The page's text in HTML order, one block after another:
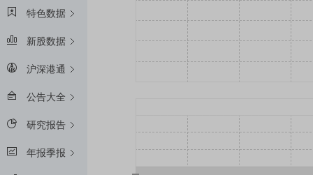
特色数据
新股数据
沪深港通
公告大全
研究报告
年报季报